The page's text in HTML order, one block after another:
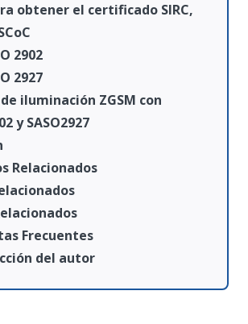
obtener el certificado SIRC,
2902
2927
iluminación ZGSM con
y SASO2927
Relacionados
Frecuentes
del autor